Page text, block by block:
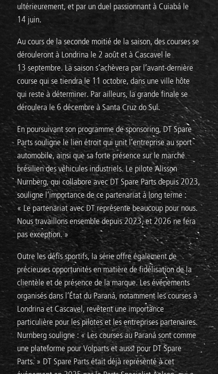
ultérieurement, et par un duel passionnant à Cuiabá le
14 juin.
Au cours de la seconde moitié de la saison, des courses se
dérouleront à Londrina le 2 août et à Cascavel le
13 septembre. La saison s’achèvera par l’avant-dernière
course qui se tiendra le 11 octobre, dans une ville hôte
qui reste à déterminer. Par ailleurs, la grande finale se
déroulera le 6 décembre à Santa Cruz do Sul.
En poursuivant son programme de sponsoring, DT Spare
Parts souligne le lien étroit qui unit l’entreprise au sport
automobile, ainsi que sa forte présence sur le marché
brésilien des véhicules industriels. Le pilote Alisson
Nurnberg, qui collabore avec DT Spare Parts depuis 2023,
souligne l’importance de ce partenariat à long terme :
« Le partenariat avec DT représente beaucoup pour nous.
Nous travaillons ensemble depuis 2023, et 2026 ne fera
pas exception. »
Outre les défis sportifs, la série offre également de
précieuses opportunités en matière de fidélisation de la
clientèle et de présence de la marque. Les événements
organisés dans l’État du Paraná, notamment les courses à
Londrina et Cascavel, revêtent une importance
particulière pour les pilotes et les entreprises partenaires.
Nurnberg souligne : « Les courses au Paraná sont comme
une plateforme pour Volparts et aussi pour DT Spare
Parts. » DT Spare Parts était déjà représenté à cet